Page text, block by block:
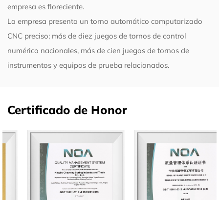
empresa es floreciente.
La empresa presenta un torno automático computarizado
CNC preciso; más de diez juegos de tornos de control
numérico nacionales, más de cien juegos de tornos de
instrumentos y equipos de prueba relacionados.
Certificado de Honor